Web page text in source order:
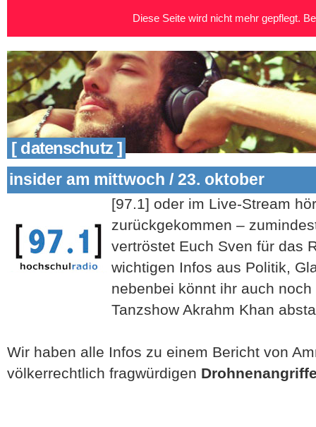
[ datenschutz ]
insider am mittwoch / 23. oktober
[97.1] oder im Live-Stream
zurückgekommen –
vertröstet Euch Sven für das
wichtigen Infos aus Politik,
nebenbei könnt ihr auch
Tanzshow Akrahm Khan
Wir haben alle Infos zu einem Bericht von
völkerrechtlich fragwürdigen
Diese Seite wird nicht mehr gepflegt.